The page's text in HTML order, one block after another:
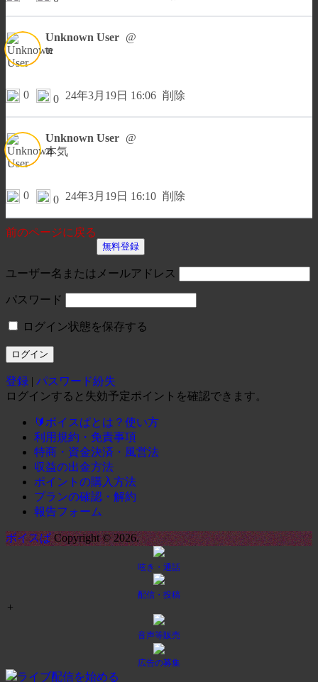
Unknown User @
te
0 0 24年3月19日 16:06 削除
Unknown User @
本気
0 0 24年3月19日 16:10 削除
前のページに戻る
無料登録
ユーザー名またはメールアドレス
パスワード
ログイン状態を保存する
登録 | パスワード紛失
ログインすると失効予定ポイントを確認できます。
🔰ボイスぱとは？使い方
利用規約・免責事項
特商・資金決済・風営法
収益の出金方法
ポイントの購入方法
プランの確認・解約
報告フォーム
ボイスぱCopyright © 2026.
呟き・通話
配信・投稿
+
音声等販売
広告の募集
ライブ配信を始める